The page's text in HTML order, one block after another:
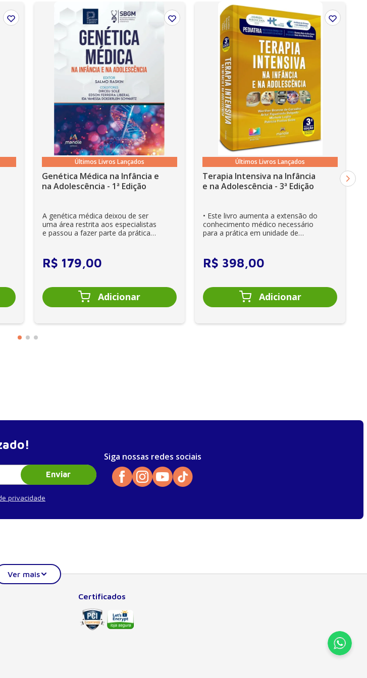
Últimos Livros Lançados
Genética Médica na Infância e
na Adolescência - 1ª Edição
A genética médica deixou de ser
uma área restrita aos especialistas
e passou a fazer parte da prática
R$ 179,00
Últimos Livros Lançados
Terapia Intensiva na Infância
e na Adolescência - 3ª Edição
• Este livro aumenta a extensão do
conhecimento médico necessário
para a prática em unidade de
R$ 398,00
Enviar
privacidade
Siga nossas redes sociais
Ajuda
Minha conta
Meus pedidos
Certificados